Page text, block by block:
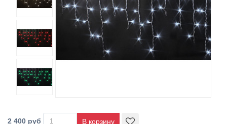
2 400 руб